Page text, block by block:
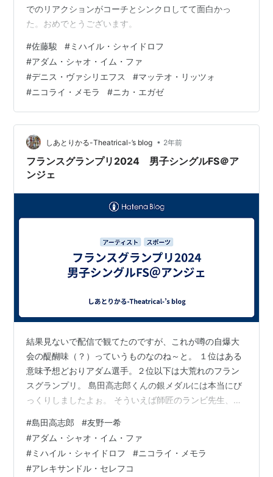
でのリアクションがコーチとシンクロしてて面白かっ
た。おめでとうございます。
#佐藤駿 #ミハイル・シャイドロフ
#アダム・シャオ・イム・ファ
#デニス・ヴァシリエフス #マッテオ・リッツォ
#ニコライ・メモラ #ニカ・エガゼ
しあとりかる-Theatrical-’s blog • 2年前
フランスグランプリ2024 男子シングルFS＠ア
ンジェ
結果見ないで配信で観てたのですが、これが噂の自爆大
会の醍醐味（？）っていうものなのね～と。 １位はある
意味予想どおりアダム選手。２位以下は大荒れのフラン
スグランプリ。 島田高志郎くんの銀メダルには本当にび
っくりしましたよぉ。 そういえば師匠のランビ先生、現
も何かのご縁なのかしら？ *1:2006年のスケートカナダ
#島田高志郎 #友野一希
#アダム・シャオ・イム・ファ
#ミハイル・シャイドロフ #ニコライ・メモラ
#アレキサンドル・セレフコ